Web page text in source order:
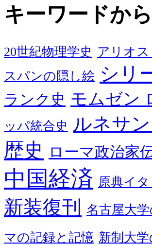
キーワードか
20世紀物理学史 アリオ
スパンの隠し絵 シリ
ランク史 モムゼン
ッパ統合史 ルネサ
歴史 ローマ政治家
中国経済 原典イ
新装復刊 名古屋大学
マの記録と記憶 新制大